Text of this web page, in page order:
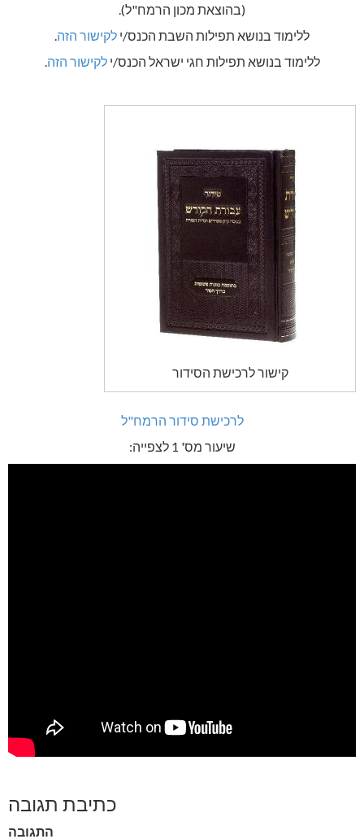
(בהוצאת מכון הרמח"ל).
ללימוד בנושא תפילות השבת הכנס/י לקישור הזה.
ללימוד בנושא תפילות חגי ישראל הכנס/ילקישור הזה.
קישור לרכישת הסידור
לרכישת סידור הרמח"ל
שיעור מס' 1 לצפייה:
כתיבת תגובה
התגובה